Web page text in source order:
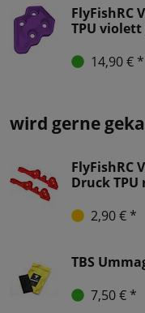
FlyFishRC
TPU violett
14,90 € *
wird gerne
FlyFishRC
Druck TPU
2,90 € *
TBS
7,50 € *